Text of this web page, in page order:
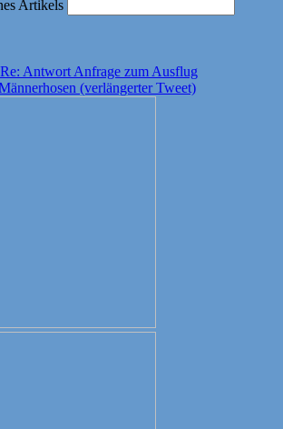
Artikels
Antwort Anfrage zum Ausflug
(verlängerter Tweet)